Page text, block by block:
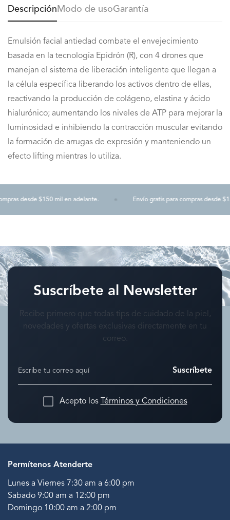
Descripción Modo de usoGarantía
Emulsión facial antiedad combate el envejecimiento
basada en la tecnología Epidrón (R), con 4 drones que
manejan el sistema de liberación inteligente que llegan a
la célula específica liberando los activos dentro de ellas,
reactivando la producción de colágeno, elastina y ácido
hialurónico; aumentando los niveles de ATP para mejorar la
luminosidad e inhibiendo la contracción muscular evitando
la formación de arrugas de expresión y manteniendo un
efecto lifting mientras lo utiliza.
desde $150 mil en adelante. Envío gratis para compras desde
Suscríbete al Newsletter
Recibe primero que todas tips de cuidado de la piel,
novedades y ofertas exclusivas directamente en tu
correo.
Suscríbete
Acepto los Términos y Condiciones
Permítenos Atenderte
Lunes a Viernes 7:30 am a 6:00 pm
Sabado 9:00 am a 12:00 pm
Domingo 10:00 am a 2:00 pm